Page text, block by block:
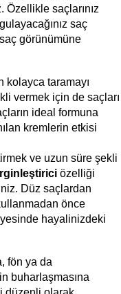
Özellikle saçlarınız
saç
görünümüne
kolayca taramayı
vermek için de saçları
ideal formuna
kremlerin etkisi
ve uzun süre şekli
özelliği
Düz saçlardan
önce
hayalinizdeki
fön ya da
buharlaşmasına